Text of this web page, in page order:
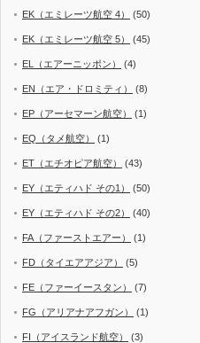
EK（エミレーツ航空 4） (50)
EK（エミレーツ航空 5） (45)
EL（エアーニッポン） (4)
EN（エア・ドロミティ） (8)
EP（アーセマーン航空） (1)
EQ（タメ航空） (1)
ET（エチオピア航空） (43)
EY（エティハド その1） (50)
EY（エティハド その2） (40)
FA（ファーストエアー） (1)
FD（タイエアアジア） (5)
FE（ファーイースタン） (7)
FG（アリアナアフガン） (1)
FI（アイスランド航空） (3)